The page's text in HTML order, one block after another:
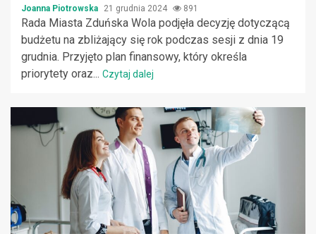
Joanna Piotrowska 21 grudnia 2024 891
Rada Miasta Zduńska Wola podjęła decyzję dotyczącą
budżetu na zbliżający się rok podczas sesji z dnia 19
grudnia. Przyjęto plan finansowy, który określa
priorytety oraz... Czytaj dalej